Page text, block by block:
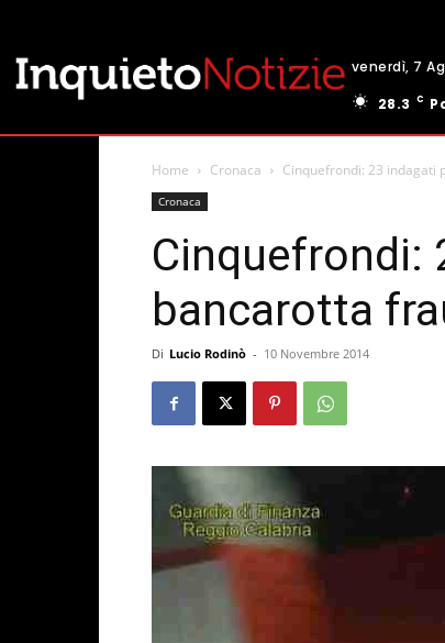
venerdì, 7
28.3
C
Home Cronaca Cinquefrondi: 23 indagati
Cronaca
Cinquefrondi:
bancarotta
Di Lucio Rodinò - 10 Novembre 2014